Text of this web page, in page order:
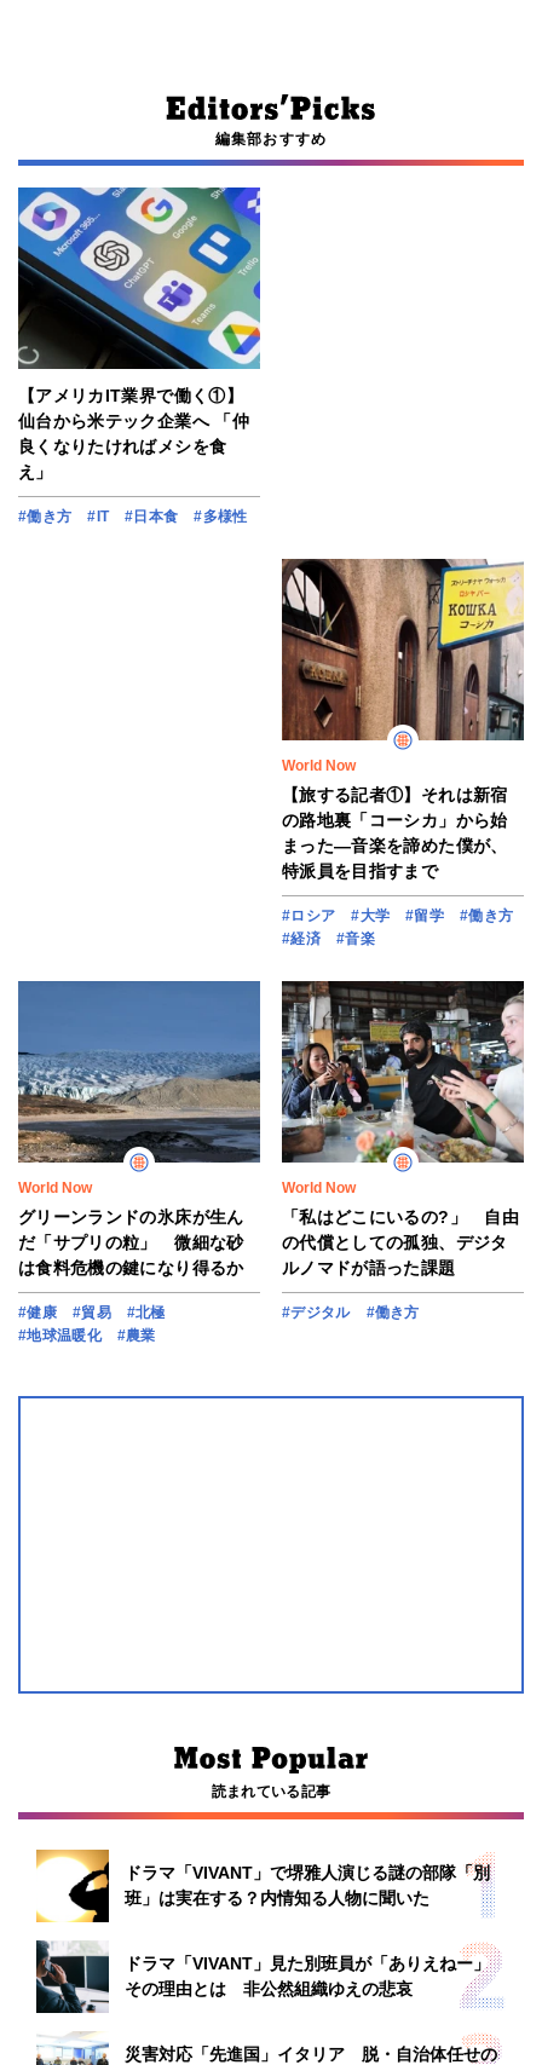
編集部おすすめ
【アメリカIT業界で働く①】
仙台から米テック企業へ 「仲
良くなりたければメシを食
え」
#働き方 #IT #日本食 #多様性
World Now
【旅する記者①】それは新宿
の路地裏「コーシカ」から始
まった―音楽を諦めた僕が、
特派員を目指すまで
#ロシア #大学 #留学
#働き方
#経済
#音楽
World Now
グリーンランドの氷床が生ん
だ「サプリの粒」 微細な砂
は食料危機の鍵になり得るか
#健康 #貿易
#北極
#地球温暖化
#農業
World Now
「私はどこにいるの?」 自由
の代償としての孤独、デジタ
ルノマドが語った課題
#デジタル #働き方
読まれている記事
ドラマ「VIVANT」で堺雅人演じる謎の部隊「別
班」は実在する？内情知る人物に聞いた
ドラマ「VIVANT」見た別班員が「ありえねー」
その理由とは 非公然組織ゆえの悲哀
災害対応「先進国」イタリア 脱・自治体任せの